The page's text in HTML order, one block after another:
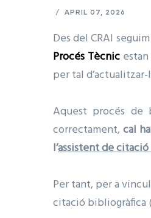
/ APRIL 07, 2026
Des del CRAI
Procés Tècnicestan
per tal
Aquest procés
correctament,cal
l’assistent de
Per tant, per a
citació bibliogràfica